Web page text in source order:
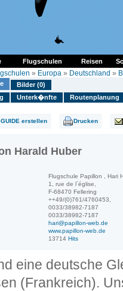
Flugschulen Reisen
» Europa » Deutschland »
Bilder (0)
Unterk�nfte Routenplanung
erstellen Drucken
Harald Huber
Flugschule Papillon , Hari
1, rue de l´église,
F-68470 Fellering
++49/(0)761/4760453,
0033/38982-7187
0033/38982-7187
hari@papillon-web.de
www.papillon-web.de
13714 Hits
eine deutsche
(Frankreich).